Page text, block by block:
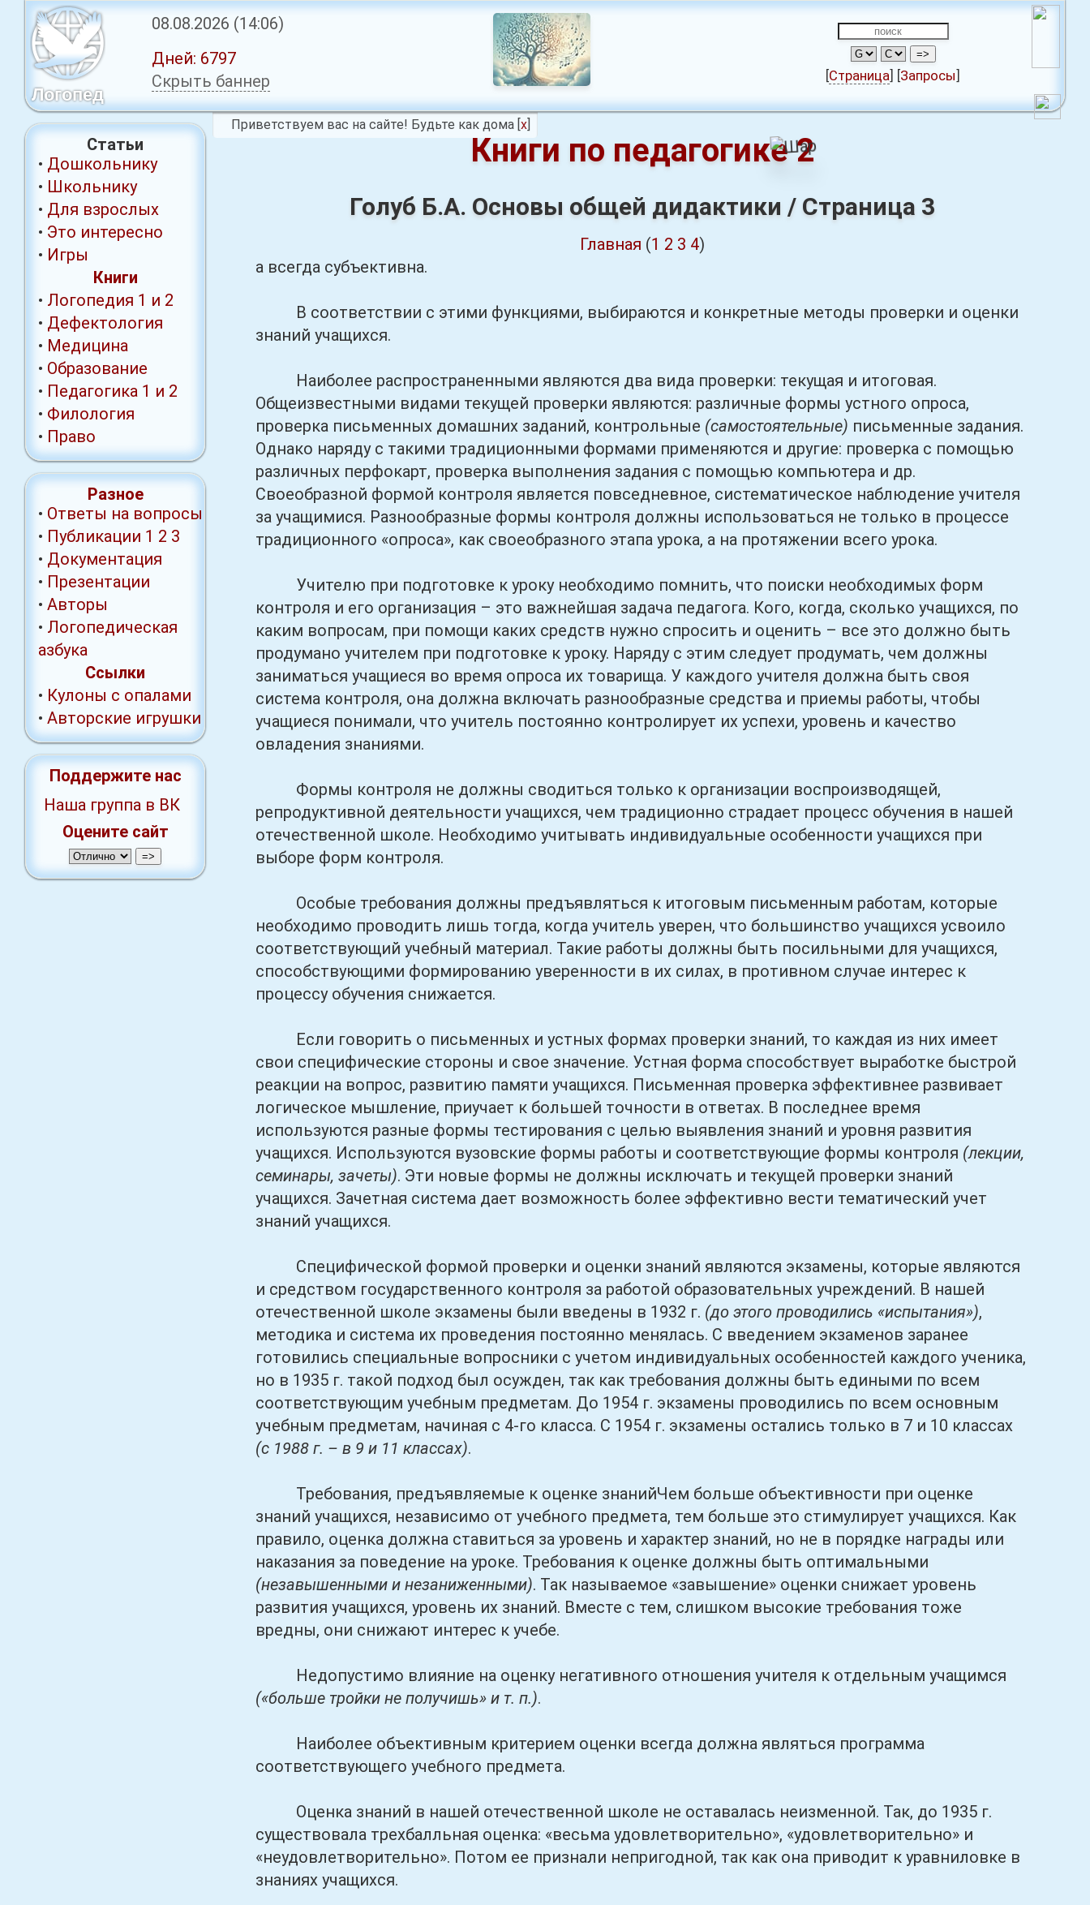
Логопед
08.08.2026 (14:06)
Дней: 6797
Скрыть баннер
[Страница] [Запросы]
Приветствуем вас на сайте! Будьте как дома [x]
Статьи
• Дошкольнику
• Школьнику
• Для взрослых
• Это интересно
• Игры
Книги
• Логопедия 1 и 2
• Дефектология
• Медицина
• Образование
• Педагогика 1 и 2
• Филология
• Право
Разное
• Ответы на вопросы
• Публикации 1 2 3
• Документация
• Презентации
• Авторы
• Логопедическая
азбука
Ссылки
• Кулоны с опалами
• Авторские игрушки
Поддержите нас
Наша группа в ВК
Оцените сайт
Книги по педагогике 2
Голуб Б.А. Основы общей дидактики / Страница 3
Главная (1 2 3 4)
а всегда субъективна.
В соответствии с этими функциями, выбираются и конкретные методы проверки и оценки
знаний учащихся.
Наиболее распространенными являются два вида проверки: текущая и итоговая.
Общеизвестными видами текущей проверки являются: различные формы устного опроса,
проверка письменных домашних заданий, контрольные (самостоятельные) письменные задания.
Однако наряду с такими традиционными формами применяются и другие: проверка с помощью
различных перфокарт, проверка выполнения задания с помощью компьютера и др.
Своеобразной формой контроля является повседневное, систематическое наблюдение учителя
за учащимися. Разнообразные формы контроля должны использоваться не только в процессе
традиционного «опроса», как своеобразного этапа урока, а на протяжении всего урока.
Учителю при подготовке к уроку необходимо помнить, что поиски необходимых форм
контроля и его организация – это важнейшая задача педагога. Кого, когда, сколько учащихся, по
каким вопросам, при помощи каких средств нужно спросить и оценить – все это должно быть
продумано учителем при подготовке к уроку. Наряду с этим следует продумать, чем должны
заниматься учащиеся во время опроса их товарища. У каждого учителя должна быть своя
система контроля, она должна включать разнообразные средства и приемы работы, чтобы
учащиеся понимали, что учитель постоянно контролирует их успехи, уровень и качество
овладения знаниями.
Формы контроля не должны сводиться только к организации воспроизводящей,
репродуктивной деятельности учащихся, чем традиционно страдает процесс обучения в нашей
отечественной школе. Необходимо учитывать индивидуальные особенности учащихся при
выборе форм контроля.
Особые требования должны предъявляться к итоговым письменным работам, которые
необходимо проводить лишь тогда, когда учитель уверен, что большинство учащихся усвоило
соответствующий учебный материал. Такие работы должны быть посильными для учащихся,
способствующими формированию уверенности в их силах, в противном случае интерес к
процессу обучения снижается.
Если говорить о письменных и устных формах проверки знаний, то каждая из них имеет
свои специфические стороны и свое значение. Устная форма способствует выработке быстрой
реакции на вопрос, развитию памяти учащихся. Письменная проверка эффективнее развивает
логическое мышление, приучает к большей точности в ответах. В последнее время
используются разные формы тестирования с целью выявления знаний и уровня развития
учащихся. Используются вузовские формы работы и соответствующие формы контроля (лекции,
семинары, зачеты). Эти новые формы не должны исключать и текущей проверки знаний
учащихся. Зачетная система дает возможность более эффективно вести тематический учет
знаний учащихся.
Специфической формой проверки и оценки знаний являются экзамены, которые являются
и средством государственного контроля за работой образовательных учреждений. В нашей
отечественной школе экзамены были введены в 1932 г. (до этого проводились «испытания»),
методика и система их проведения постоянно менялась. С введением экзаменов заранее
готовились специальные вопросники с учетом индивидуальных особенностей каждого ученика,
но в 1935 г. такой подход был осужден, так как требования должны быть едиными по всем
соответствующим учебным предметам. До 1954 г. экзамены проводились по всем основным
учебным предметам, начиная с 4-го класса. С 1954 г. экзамены остались только в 7 и 10 классах
(с 1988 г. – в 9 и 11 классах).
Требования, предъявляемые к оценке знанийЧем больше объективности при оценке
знаний учащихся, независимо от учебного предмета, тем больше это стимулирует учащихся. Как
правило, оценка должна ставиться за уровень и характер знаний, но не в порядке награды или
наказания за поведение на уроке. Требования к оценке должны быть оптимальными
(незавышенными и незаниженными). Так называемое «завышение» оценки снижает уровень
развития учащихся, уровень их знаний. Вместе с тем, слишком высокие требования тоже
вредны, они снижают интерес к учебе.
Недопустимо влияние на оценку негативного отношения учителя к отдельным учащимся
(«больше тройки не получишь» и т. п.).
Наиболее объективным критерием оценки всегда должна являться программа
соответствующего учебного предмета.
Оценка знаний в нашей отечественной школе не оставалась неизменной. Так, до 1935 г.
существовала трехбалльная оценка: «весьма удовлетворительно», «удовлетворительно» и
«неудовлетворительно». Потом ее признали непригодной, так как она приводит к уравниловке в
знаниях учащихся.